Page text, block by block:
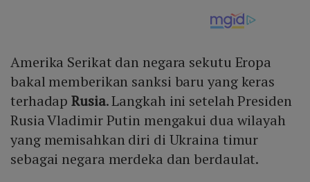
Amerika Serikat dan negara sekutu Eropa
bakal memberikan sanksi baru yang keras
terhadapRusia. Langkah ini setelah Presiden
Rusia Vladimir Putin mengakui dua wilayah
yang memisahkan diri di Ukraina timur
sebagai negara merdeka dan berdaulat.